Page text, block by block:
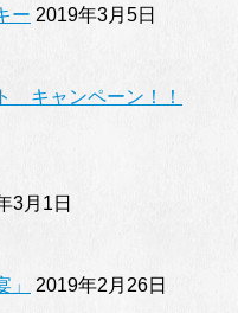
ー 2019年3月5日
キャンペーン！！
3月1日
2019年2月26日